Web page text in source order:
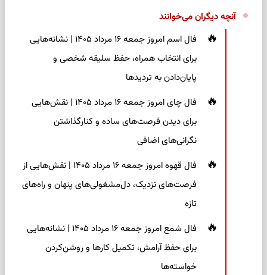
آنچه دیگران می‌خوانند
فال اسم امروز جمعه ۱۶ مرداد ۱۴۰۵ | نشانه‌هایی
برای انتخاب همراه، حفظ سلیقه شخصی و
پایان‌دادن به تردیدها
فال چای امروز جمعه ۱۶ مرداد ۱۴۰۵ | نقش‌هایی
برای دیدن فرصت‌های ساده و کنارگذاشتن
نگرانی‌های اضافی
فال قهوه امروز جمعه ۱۶ مرداد ۱۴۰۵ | نقش‌هایی از
فرصت‌های نزدیک، دل‌مشغولی‌های پنهان و راه‌های
تازه
فال شمع امروز جمعه ۱۶ مرداد ۱۴۰۵ | نشانه‌هایی
برای حفظ آرامش، تکمیل کارها و روشن‌کردن
خواسته‌ها